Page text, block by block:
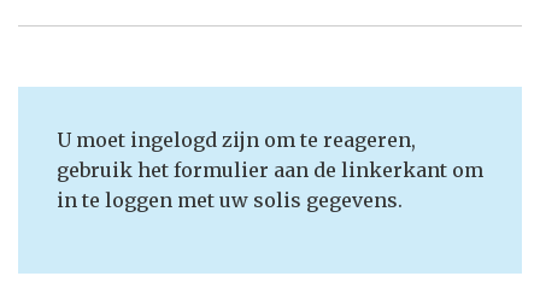
U moet ingelogd zijn om te reageren,
gebruik het formulier aan de linkerkant om
in te loggen met uw solis gegevens.